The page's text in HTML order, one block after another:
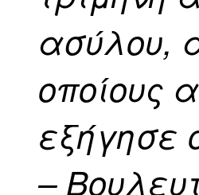
ασύλου,
οποίους
εξήγησε
–